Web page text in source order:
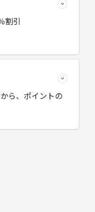
割引
ら、ポイントの